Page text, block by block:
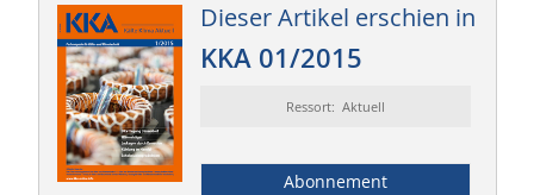
Dieser Artikel erschien in
KKA 01/2015
Ressort: Aktuell
Abonnement